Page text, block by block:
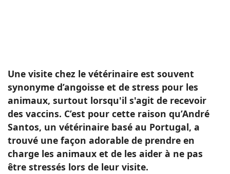
Une visite chez le vétérinaire est souvent
synonyme d’angoisse et de stress pour les
animaux, surtout lorsqu'il s'agit de recevoir
des vaccins. C’est pour cette raison qu’André
Santos, un vétérinaire basé au Portugal, a
trouvé une façon adorable de prendre en
charge les animaux et de les aider à ne pas
être stressés lors de leur visite.